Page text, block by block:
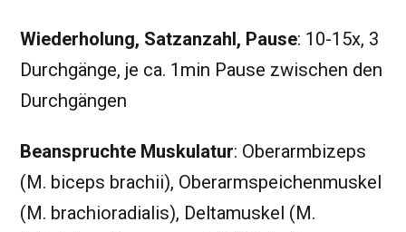
Wiederholung, Satzanzahl, Pause: 10-15x, 3
Durchgänge, je ca. 1min Pause zwischen den
Durchgängen
Beanspruchte Muskulatur: Oberarmbizeps
(M. biceps brachii), Oberarmspeichenmuskel
(M. brachioradialis), Deltamuskel (M.